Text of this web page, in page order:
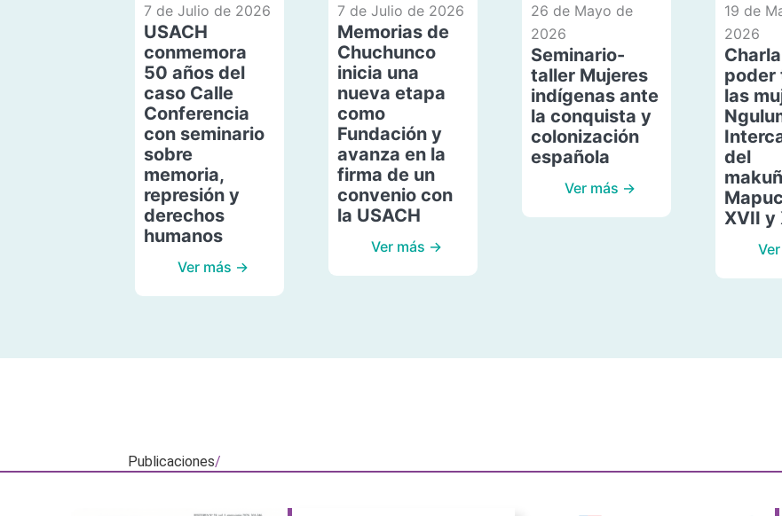
7 de Julio de 2026
USACH
conmemora
50 años del
caso Calle
Conferencia
con seminario
sobre
memoria,
represión y
derechos
humanos
Ver más →
7 de Julio de 2026
Memorias de
Chuchunco
inicia una
nueva etapa
como
Fundación y
avanza en la
firma de un
convenio con
la USACH
Ver más →
26 de Mayo de
2026
Seminario-
taller Mujeres
indígenas ante
la conquista y
colonización
española
Ver más →
19 de
2026
poder
las
del
XVII y
Publicaciones/